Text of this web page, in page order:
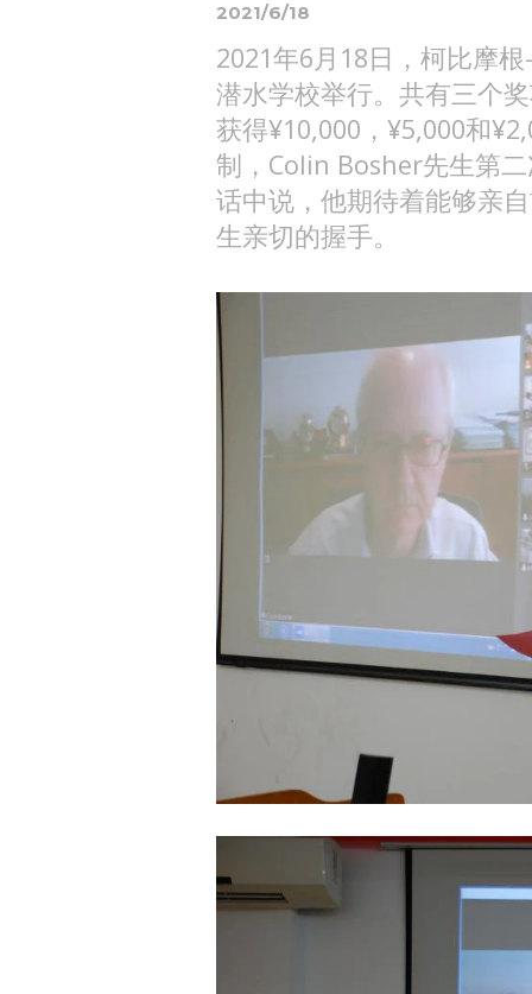
2021/6/18
2021年6月18日，柯比摩
潜水学校举行。共有三个
获得¥10,000，¥5,000和
制，Colin Bosher先生第
话中说，他期待着能够亲
生亲切的握手。